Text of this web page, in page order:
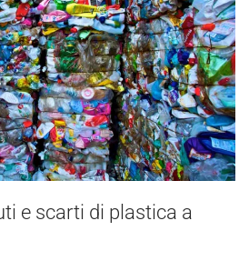
e scarti di plastica a